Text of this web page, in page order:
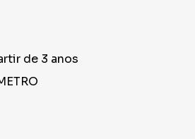
de 3 anos